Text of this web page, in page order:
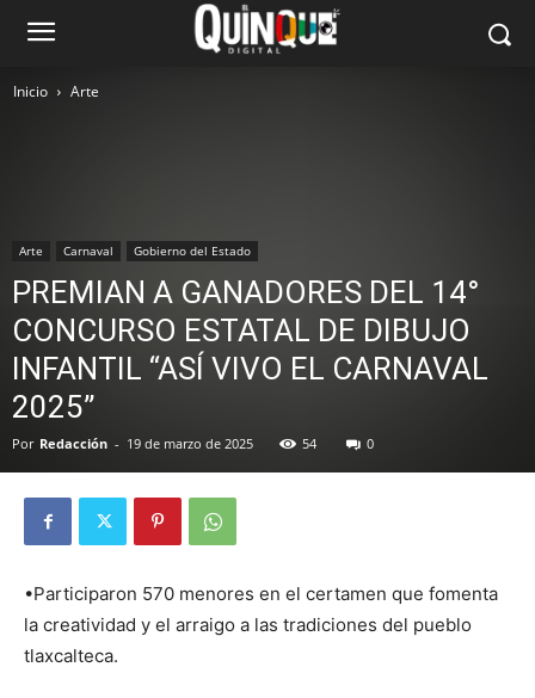
Inicio Arte
Arte Carnaval Gobierno del Estado
PREMIAN A GANADORES DEL 14°
CONCURSO ESTATAL DE DIBUJO
INFANTIL “ASÍ VIVO EL CARNAVAL
2025”
Por Redacción - 19 de marzo de 2025 54 0
•Participaron 570 menores en el certamen que fomenta
la creatividad y el arraigo a las tradiciones del pueblo
tlaxcalteca.